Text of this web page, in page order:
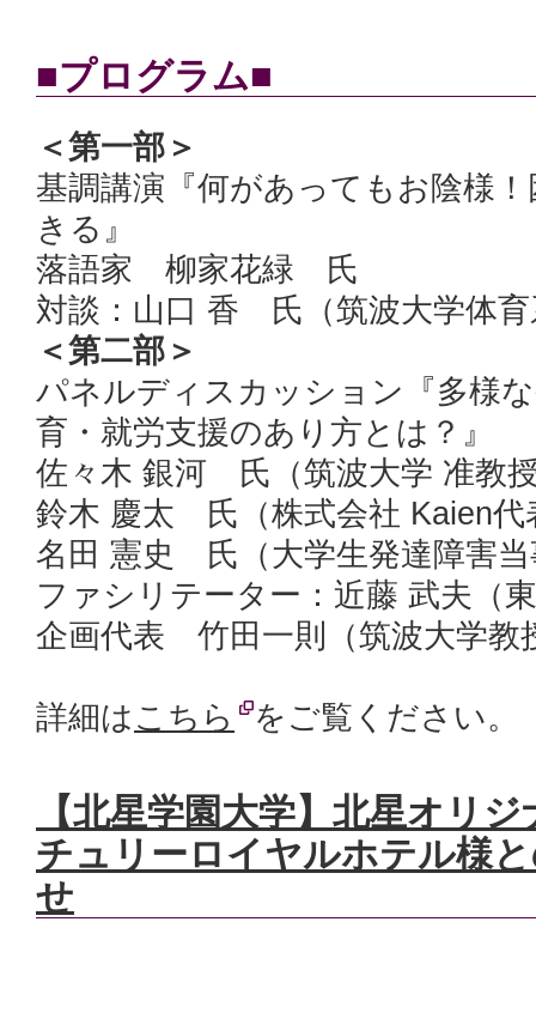
■プログラム■
＜第一部＞
基調講演『何があってもお陰様
きる』
落語家 柳家花緑 氏
対談：山口 香 氏（筑波大学体育
＜第二部＞
パネルディスカッション『多様
育・就労支援のあり方とは？』
佐々木 銀河 氏（筑波大学 准教
鈴木 慶太 氏（株式会社 Kaien代
名田 憲史 氏（大学生発達障害
ファシリテーター：近藤 武夫（
企画代表 竹田一則（筑波大学教
詳細は こちら をご覧ください。
【北星学園大学】北星オリ
チュリーロイヤルホテル様
せ